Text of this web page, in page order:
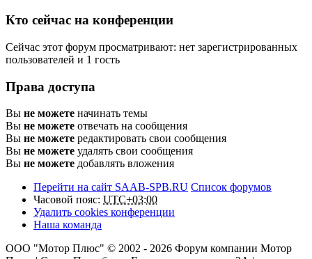
Кто сейчас на конференции
Сейчас этот форум просматривают: нет зарегистрированных
пользователей и 1 гость
Права доступа
Вы не можете начинать темы
Вы не можете отвечать на сообщения
Вы не можете редактировать свои сообщения
Вы не можете удалять свои сообщения
Вы не можете добавлять вложения
Перейти на сайт SAAB-SPB.RU Список форумов
Часовой пояс: UTC+03:00
Удалить cookies конференции
Наша команда
ООО "Мотор Плюс" © 2002 - 2026 Форум компании Мотор